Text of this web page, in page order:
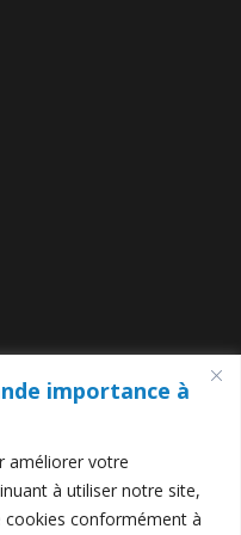
importance à
améliorer votre
à utiliser notre site,
conformément à